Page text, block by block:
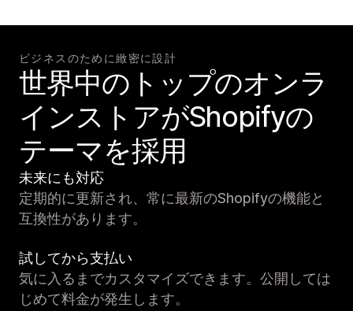
ビジネスのために緻密に設計
世界中のトップのオンラ
インストアがShopifyの
テーマを採用
未来にも対応
定期的に更新され、常に最新のShopifyの機能と
互換性があります。
試してから支払い
気に入るまでカスタマイズできます。公開しては
じめて料金が発生します。